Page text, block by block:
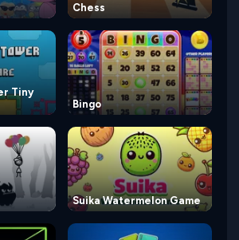
Chess
Tiny
Bingo
Suika Watermelon Game